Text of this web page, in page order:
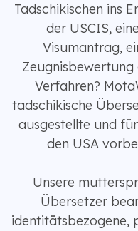
Tadschikischen ins
der USCIS,
Visumantrag,
Zeugnisbewertung
Verfahren?
tadschikische
ausgestellte und
den USA
Unsere
Übersetzer
identitätsbezogene,